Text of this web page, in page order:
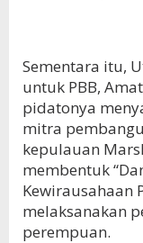
Sementara itu,
untuk PBB,
pidatonya
mitra
kepulauan
membentuk
Kewirausahaan
melaksanakan
perempuan.